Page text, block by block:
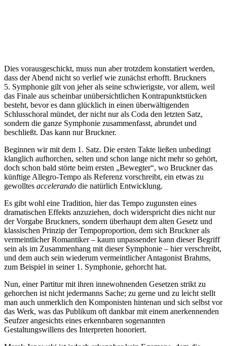
Dies vorausgeschickt, muss nun aber trotzdem konstatiert werden,
dass der Abend nicht so verlief wie zunächst erhofft. Bruckners
5. Symphonie gilt von jeher als seine schwierigste, vor allem, weil
das Finale aus scheinbar unübersichtlichen Kontrapunktstücken
besteht, bevor es dann glücklich in einen überwältigenden
Schlusschoral mündet, der nicht nur als Coda den letzten Satz,
sondern die ganze Symphonie zusammenfasst, abrundet und
beschließt. Das kann nur Bruckner.
Beginnen wir mit dem 1. Satz. Die ersten Takte ließen unbedingt
klanglich aufhorchen, selten und schon lange nicht mehr so gehört,
doch schon bald störte beim ersten „Bewegter“, wo Bruckner das
künftige Allegro-Tempo als Referenz vorschreibt, ein etwas zu
gewolltes accelerando die natürlich Entwicklung.
Es gibt wohl eine Tradition, hier das Tempo zugunsten eines
dramatischen Effekts anzuziehen, doch widerspricht dies nicht nur
der Vorgabe Bruckners, sondern überhaupt dem alten Gesetz und
klassischen Prinzip der Tempoproportion, dem sich Bruckner als
vermeintlicher Romantiker – kaum unpassender kann dieser Begriff
sein als im Zusammenhang mit dieser Symphonie – hier verschreibt,
und dem auch sein wiederum vermeintlicher Antagonist Brahms,
zum Beispiel in seiner 1. Symphonie, gehorcht hat.
Nun, einer Partitur mit ihren innewohnenden Gesetzen strikt zu
gehorchen ist nicht jedermanns Sache; zu gerne und zu leicht stellt
man auch unmerklich den Komponisten hintenan und sich selbst vor
das Werk, was das Publikum oft dankbar mit einem anerkennenden
Seufzer angesichts eines erkennbaren sogenannten
Gestaltungswillens des Interpreten honoriert.